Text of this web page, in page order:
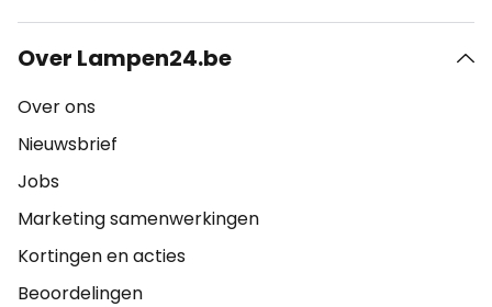
Over Lampen24.be
Over ons
Nieuwsbrief
Jobs
Marketing samenwerkingen
Kortingen en acties
Beoordelingen